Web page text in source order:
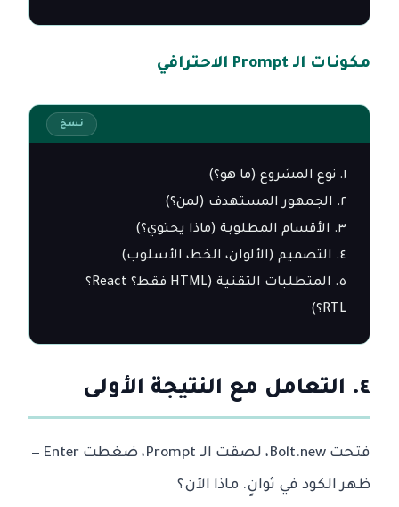
مكونات الـ Prompt الاحترافي
نسخ
٥. المتطلبات التقنية (HTML فقط؟ React؟
RTL؟)
٤. التعامل مع النتيجة الأولى
فتحت Bolt.new، لصقت الـ Prompt، ضغطت Enter —
ظهر الكود في ثوانٍ. ماذا الآن؟